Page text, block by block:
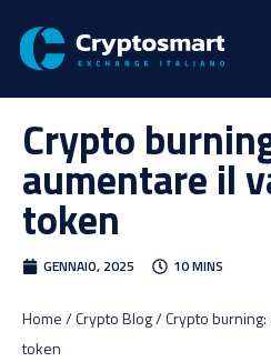
Crypto
aumentare il
token
GENNAIO, 2025 10 MINS
Home / Crypto Blog / Crypto
token